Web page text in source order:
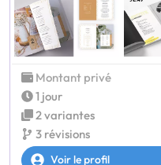
Montant privé
1 jour
2 variantes
3 révisions
Voir le profil